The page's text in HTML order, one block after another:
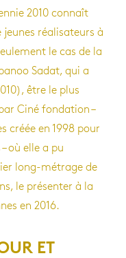
2010 connaît
réalisateurs à
le cas de la
Sadat, qui a
être le plus
Ciné fondation –
créée en 1998 pour
où elle a pu
long-métrage de
le présenter à la
en 2016.
ET